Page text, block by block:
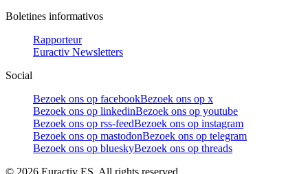
Boletines informativos
Rapporteur
Euractiv Newsletters
Social
Bezoek ons op facebookBezoek ons op x
Bezoek ons op linkedinBezoek ons op youtube
Bezoek ons op rss-feedBezoek ons op instagram
Bezoek ons op mastodonBezoek ons op telegram
Bezoek ons op blueskyBezoek ons op threads
© 2026 Euractiv ES. All rights reserved.